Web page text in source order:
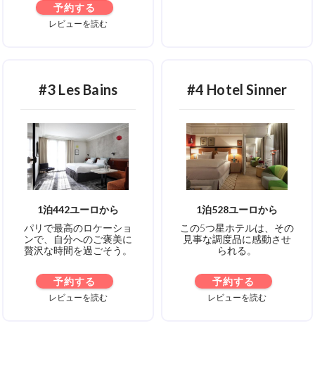
予約する
レビューを読む
#3 Les Bains
1泊442ユーロから
パリで最高のロケーショ
ンで、自分へのご褒美に
贅沢な時間を過ごそう。
予約する
レビューを読む
#4 Hotel Sinner
1泊528ユーロから
この5つ星ホテルは、その
見事な調度品に感動させ
られる。
予約する
レビューを読む